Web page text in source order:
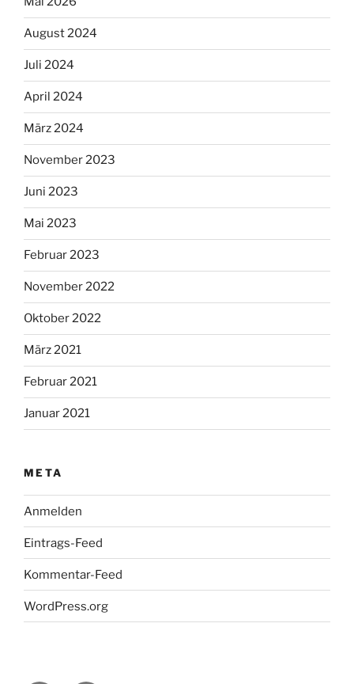
August 2024
Juli 2024
April 2024
März 2024
November 2023
Juni 2023
Mai 2023
Februar 2023
November 2022
Oktober 2022
März 2021
Februar 2021
Januar 2021
META
Anmelden
Eintrags-Feed
Kommentar-Feed
WordPress.org